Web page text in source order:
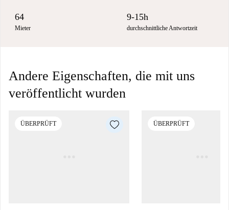
64
Mieter
9-15h
durchschnittliche Antwortzeit
Andere Eigenschaften, die mit uns
veröffentlicht wurden
ÜBERPRÜFT ÜBERPRÜFT